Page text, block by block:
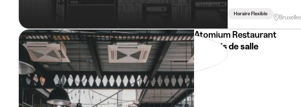
Horaire Flexible Bruxelles
Atomium Restaurant
Commis de salle